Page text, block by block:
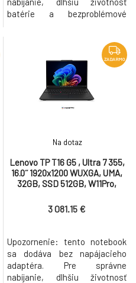
batérie a bezproblémové
odporúčaný adaptér, ktorý
bude automaticky pridaný k
produktu do košíka. Part
number 21YH0067CK Procesor
Intel Core Ultra 7 355, 8C (4P +
ZADARMO
Lenovo TP T16 G5 , Ultra 7 355,
16.0˝ 1920x1200 WUXGA, UMA,
32GB, SSD 512GB, W11Pro,
Na dotaz
3 081.15 €
Upozornenie: tento notebook
sa dodáva bez napájacieho
adaptéra. Pre správne
nabíjanie, dlhšiu životnosť